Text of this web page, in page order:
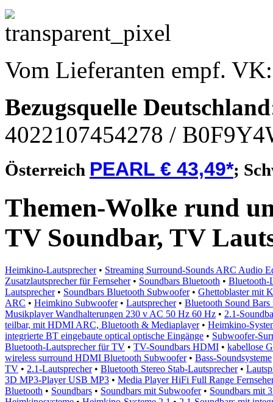
Vom Lieferanten empf.
Bezugsquelle Deutschland
4022107454278 /
Österreich PEARL € 43,49*;
Themen-Wolke rund
TV Soundbar, TV
Heimkino-Lautsprecher• Streaming Surround-Sounds ARC Audio
Zusatzlautsprecher für Fernseher• Soundbars Bluetooth • Bluetooth-
Lautsprecher• Soundbars Bluetooth Subwoofer• Ghettoblaster mit
ARC • Heimkino Subwoofer• Lautsprecher• Bluetooth Sound
Musikplayer Wandhalterungen 230 v AC 50 Hz 60 Hz • 2.1-
teilbar, mit HDMI ARC, Bluetooth & Mediaplayer• Heimkino-
integrierte BT eingebaute optical optische Eingänge • Subwoofer-
Bluetooth-Lautsprecher für TV • TV-Soundbars HDMI • kabellose
wireless surround HDMI Bluetooth Subwoofer• Bass-Soundsysteme
TV • 2.1-Lautsprecher• Bluetooth Stereo Stab-Lautsprecher•
3D MP3-Player USB MP3 • Media Player HiFi Full Range
Bluetooth • Soundbars • Soundbars mit Subwoofer• Soundbars mit